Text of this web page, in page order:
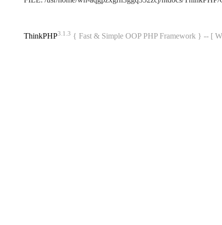
ThinkPHP3.1.3 { Fast & Simple OOP PHP Framework } -- [